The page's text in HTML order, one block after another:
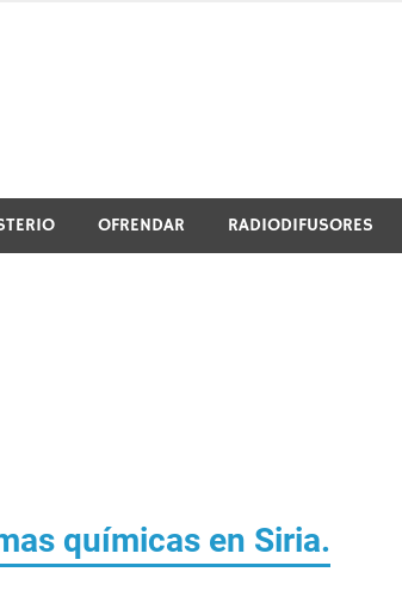
OFRENDAR RADIODIFUSORES
químicas en Siria.